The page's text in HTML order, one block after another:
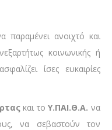
παραμένει ανοιχτό και
κοινωνικής ή
ίσες ευκαιρίες
και τοΥ.ΠΑΙ.Θ.Α.να
να σεβαστούν τον